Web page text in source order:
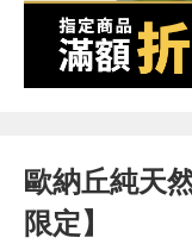
歐納丘純天
限定】